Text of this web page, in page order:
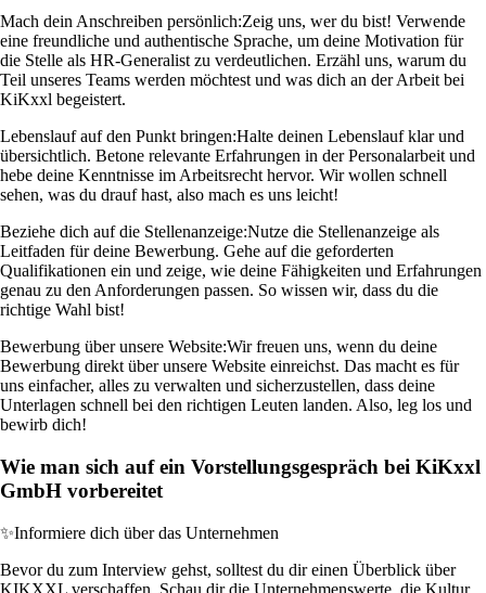
Mach dein Anschreiben persönlich:Zeig uns, wer du bist! Verwende
eine freundliche und authentische Sprache, um deine Motivation für
die Stelle als HR-Generalist zu verdeutlichen. Erzähl uns, warum du
Teil unseres Teams werden möchtest und was dich an der Arbeit bei
KiKxxl begeistert.
Lebenslauf auf den Punkt bringen:Halte deinen Lebenslauf klar und
übersichtlich. Betone relevante Erfahrungen in der Personalarbeit und
hebe deine Kenntnisse im Arbeitsrecht hervor. Wir wollen schnell
sehen, was du drauf hast, also mach es uns leicht!
Beziehe dich auf die Stellenanzeige:Nutze die Stellenanzeige als
Leitfaden für deine Bewerbung. Gehe auf die geforderten
Qualifikationen ein und zeige, wie deine Fähigkeiten und Erfahrungen
genau zu den Anforderungen passen. So wissen wir, dass du die
richtige Wahl bist!
Bewerbung über unsere Website:Wir freuen uns, wenn du deine
Bewerbung direkt über unsere Website einreichst. Das macht es für
uns einfacher, alles zu verwalten und sicherzustellen, dass deine
Unterlagen schnell bei den richtigen Leuten landen. Also, leg los und
bewirb dich!
Wie man sich auf ein Vorstellungsgespräch bei KiKxxl
GmbH vorbereitet
✨Informiere dich über das Unternehmen
Bevor du zum Interview gehst, solltest du dir einen Überblick über
KIKXXL verschaffen. Schau dir die Unternehmenswerte, die Kultur